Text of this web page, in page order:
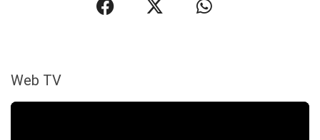
Web TV